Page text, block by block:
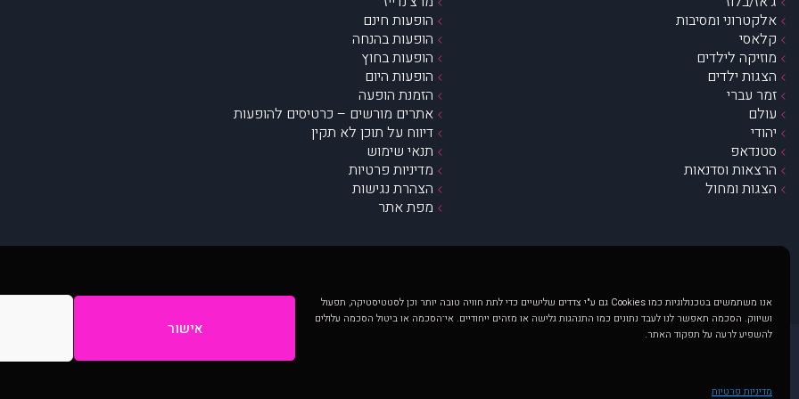
אנו משתמשים בטכנולוגיות כמו Cookies גם ע"י צדדים שלישיים כדי לתת חוויה טובה יותר וכן לסטטיסטיקה, תפעול
ושיווק. הסכמה תאפשר לנו לעבד נתונים כמו התנהגות גלישה או מזהים ייחודיים. אי־הסכמה או ביטול הסכמה עלולים
להשפיע לרעה על תפקוד האתר.
אישור
מדיניות פרטיות
אלקטרוני ומסיבות
קלאסי
מוזיקה לילדים
הצגות ילדים
זמר עברי
עולם
יהודי
סטנדאפ
הרצאות וסדנאות
הצגות ומחול
הופעות חינם
הופעות בהנחה
הופעות בחוץ
הופעות היום
הזמנת הופעה
אתרים מורשים – כרטיסים להופעות
דיווח על תוכן לא תקין
תנאי שימוש
מדיניות פרטיות
הצהרת נגישות
מפת אתר